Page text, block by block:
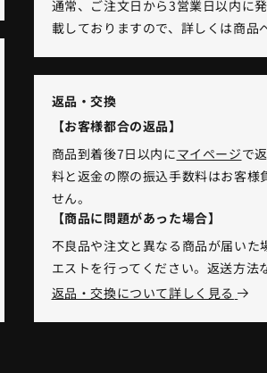
通常、ご注文日から3営業日以内に
載しておりますので、詳しくは商品
返品・交換
【お客様都合の返品】
商品到着後7日以内にマイページで
料と返金の際の振込手数料はお客様
せん。
【商品に問題があった場合】
不良品や注文と異なる商品が届いた
エストを行ってください。返送方法
返品・交換について詳しく見る